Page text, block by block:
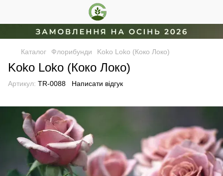
Каталог Флорибунди Koko Loko (Коко Локо)
Koko Loko (Коко Локо)
Артикул: TR-0088 Написати відгук